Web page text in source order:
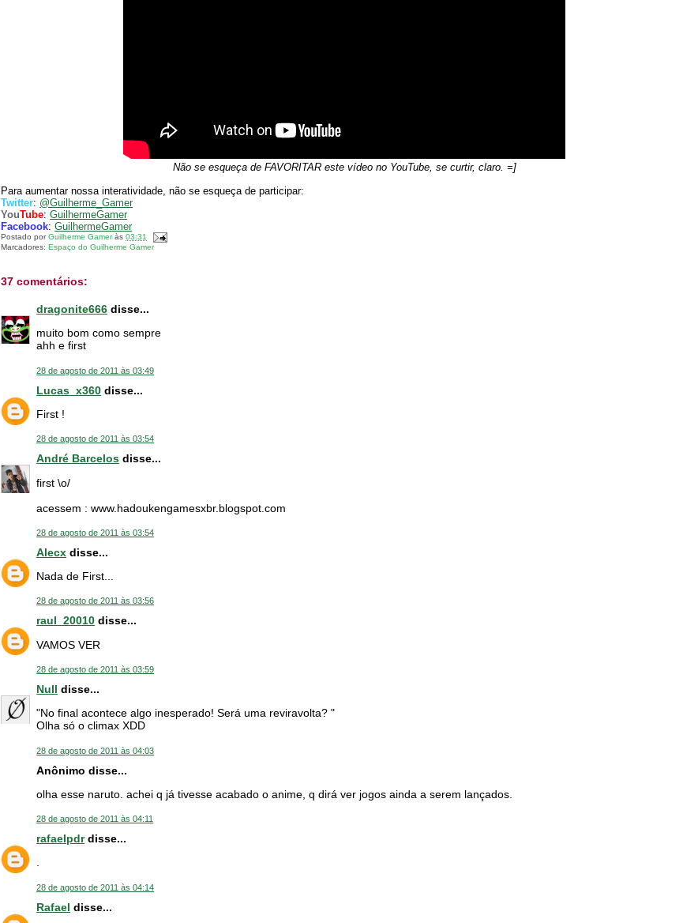
Não se esqueça de FAVORITAR este vídeo no YouTube, se curtir, claro. =]
Para aumentar nossa interatividade, não se esqueça de participar:
Twitter: @Guilherme_Gamer
YouTube:GuilhermeGamer
Facebook:GuilhermeGamer
Postado porGuilherme Gameràs03:31
Marcadores:Espaço do Guilherme Gamer
37 comentários:
dragonite666 disse...
muito bom como sempre
ahh e first
28 de agosto de 2011 às 03:49
Lucas_x360 disse...
First !
28 de agosto de 2011 às 03:54
André Barcelos disse...
first \o/
acessem : www.hadoukengamesxbr.blogspot.com
28 de agosto de 2011 às 03:54
Alecx disse...
Nada de First...
28 de agosto de 2011 às 03:56
raul_20010 disse...
VAMOS VER
28 de agosto de 2011 às 03:59
Null disse...
"No final acontece algo inesperado! Será uma reviravolta? "
Olha só o climax XDD
28 de agosto de 2011 às 04:03
Anônimo disse...
olha esse naruto. achei q já tivesse acabado o anime, q dirá ver jogos ainda a serem lançados.
28 de agosto de 2011 às 04:11
rafaelpdrdisse...
.
28 de agosto de 2011 às 04:14
Rafael disse...